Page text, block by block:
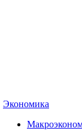
Экономика